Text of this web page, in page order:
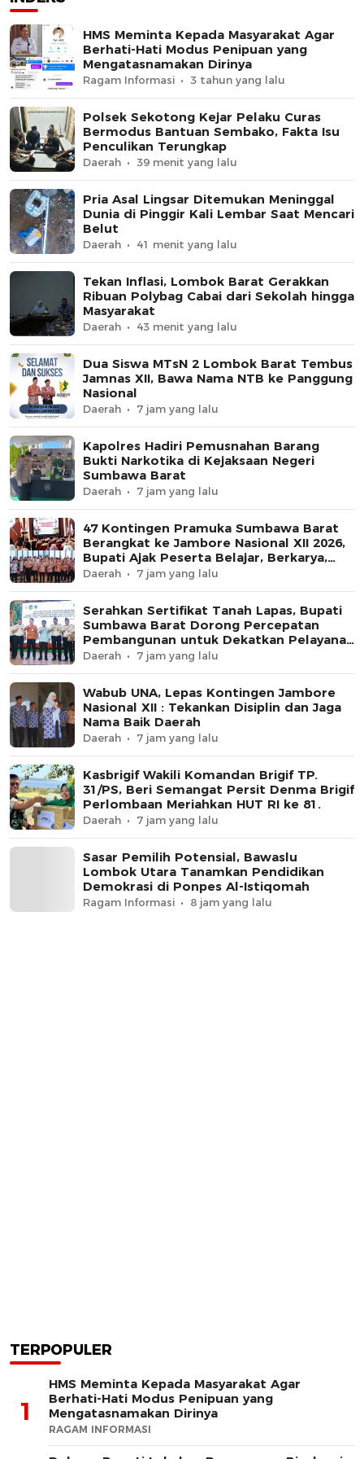
HMS Meminta Kepada Masyarakat Agar
Berhati-Hati Modus Penipuan yang
Mengatasnamakan Dirinya
Ragam Informasi 3 tahun yang lalu
Polsek Sekotong Kejar Pelaku Curas
Bermodus Bantuan Sembako, Fakta Isu
Penculikan Terungkap
Daerah 39 menit yang lalu
Pria Asal Lingsar Ditemukan Meninggal
Dunia di Pinggir Kali Lembar Saat Mencari
Belut
Daerah 41 menit yang lalu
Tekan Inflasi, Lombok Barat Gerakkan
Ribuan Polybag Cabai dari Sekolah hingga
Masyarakat
Daerah 43 menit yang lalu
Dua Siswa MTsN 2 Lombok Barat Tembus
Jamnas XII, Bawa Nama NTB ke Panggung
Nasional
Daerah 7 jam yang lalu
Kapolres Hadiri Pemusnahan Barang
Bukti Narkotika di Kejaksaan Negeri
Sumbawa Barat
Daerah 7 jam yang lalu
47 Kontingen Pramuka Sumbawa Barat
Berangkat ke Jambore Nasional XII 2026,
Bupati Ajak Peserta Belajar, Berkarya,
dan Harumkan Nama Daerah
Daerah 7 jam yang lalu
Serahkan Sertifikat Tanah Lapas, Bupati
Sumbawa Barat Dorong Percepatan
Pembangunan untuk Dekatkan Pelayanan
Pemasyarakatan
Daerah 7 jam yang lalu
Wabub UNA, Lepas Kontingen Jambore
Nasional XII : Tekankan Disiplin dan Jaga
Nama Baik Daerah
Daerah 7 jam yang lalu
Kasbrigif Wakili Komandan Brigif TP.
31/PS, Beri Semangat Persit Denma Brigif
Perlombaan Meriahkan HUT RI ke 81.
Daerah 7 jam yang lalu
Sasar Pemilih Potensial, Bawaslu
Lombok Utara Tanamkan Pendidikan
Demokrasi di Ponpes Al-Istiqomah
Ragam Informasi 8 jam yang lalu
TERPOPULER
1
HMS Meminta Kepada Masyarakat Agar
Berhati-Hati Modus Penipuan yang
Mengatasnamakan Dirinya
RAGAM INFORMASI